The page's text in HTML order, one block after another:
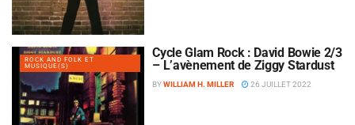
ROCK AND FOLK ET
MUSIQUE(S)
Cycle Glam Rock : David Bowie 2/3
– L’avènement de Ziggy Stardust
BYWILLIAM H. MILLER 26 JUILLET 2022